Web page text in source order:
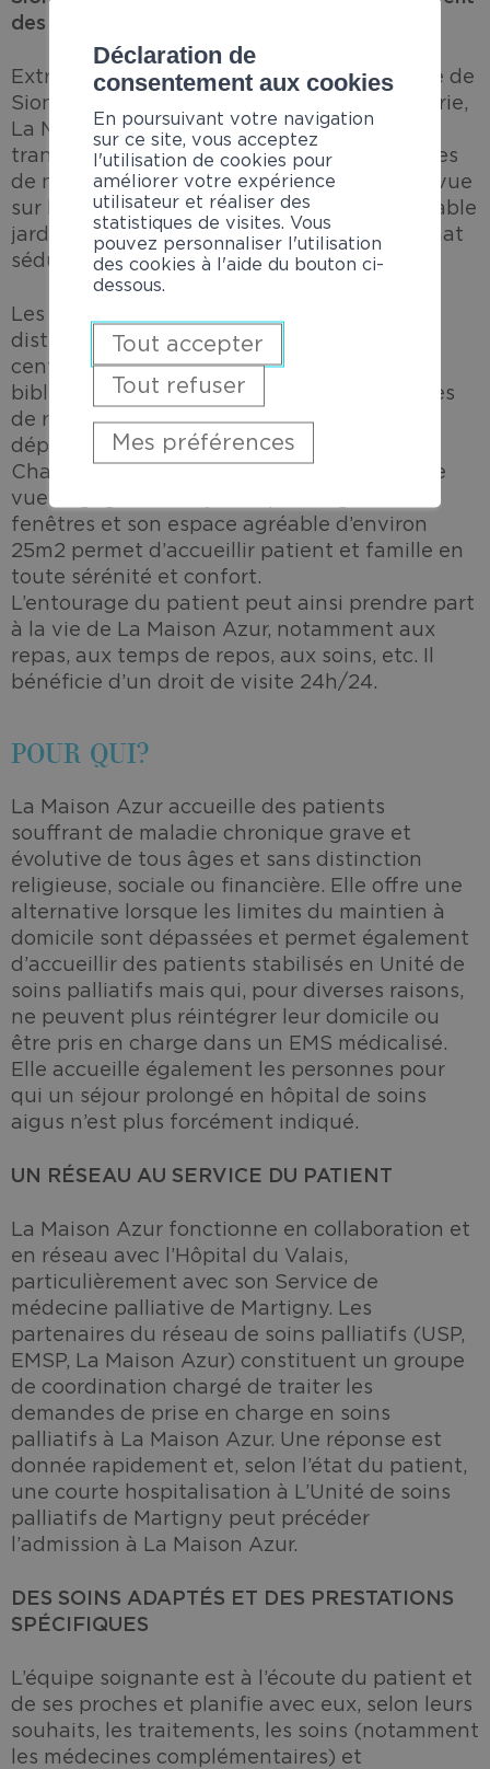
des Sœurs Hospitalières de Sion.
Extrêmement bien située au nord de la ville de
Sion, dans le quartier résidentiel de la Sitterie,
La Maison Azur dispose d’une situation
tranquille et préservée, à quelques centaines
de mètres du centre-ville. Une magnifique vue
sur le coteau valaisan ainsi qu’un très agréable
jardin permettent à tous de profiter du climat
sédunois.
Les dix chambres de La Maison Azur sont
distribuées sur deux étages. Les lieux
centraux, salle à manger, réception, salons,
bibliothèque, espace de recueillement, salles
de réunion et chambre pour les familles, se
déploient dans les étages communs.
Chaque chambre individuelle dispose d’une
vue dégagée sur le jardin par de grandes
fenêtres et son espace agréable d’environ
25m2 permet d’accueillir patient et famille en
toute sérénité et confort.
L’entourage du patient peut ainsi prendre part
à la vie de La Maison Azur, notamment aux
repas, aux temps de repos, aux soins, etc. Il
bénéficie d’un droit de visite 24h/24.
POUR QUI?
La Maison Azur accueille des patients
souffrant de maladie chronique grave et
évolutive de tous âges et sans distinction
religieuse, sociale ou financière. Elle offre une
alternative lorsque les limites du maintien à
domicile sont dépassées et permet également
d’accueillir des patients stabilisés en Unité de
soins palliatifs mais qui, pour diverses raisons,
ne peuvent plus réintégrer leur domicile ou
être pris en charge dans un EMS médicalisé.
Elle accueille également les personnes pour
qui un séjour prolongé en hôpital de soins
aigus n’est plus forcément indiqué.
UN RÉSEAU AU SERVICE DU PATIENT
La Maison Azur fonctionne en collaboration et
en réseau avec l’Hôpital du Valais,
particulièrement avec son Service de
médecine palliative de Martigny. Les
partenaires du réseau de soins palliatifs (USP,
EMSP, La Maison Azur) constituent un groupe
de coordination chargé de traiter les
demandes de prise en charge en soins
palliatifs à La Maison Azur. Une réponse est
donnée rapidement et, selon l’état du patient,
une courte hospitalisation à L’Unité de soins
palliatifs de Martigny peut précéder
l’admission à La Maison Azur.
DES SOINS ADAPTÉS ET DES PRESTATIONS
SPÉCIFIQUES
L’équipe soignante est à l’écoute du patient et
de ses proches et planifie avec eux, selon leurs
souhaits, les traitements, les soins (notamment
les médecines complémentaires) et
Déclaration de
consentement aux cookies
En poursuivant votre navigation
sur ce site, vous acceptez
l'utilisation de cookies pour
améliorer votre expérience
utilisateur et réaliser des
statistiques de visites. Vous
pouvez personnaliser l'utilisation
des cookies à l'aide du bouton ci-
dessous.
Tout accepter
Tout refuser
Mes préférences